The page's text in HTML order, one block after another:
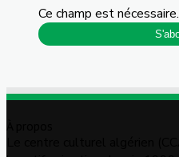
Ce champ est nécessaire.